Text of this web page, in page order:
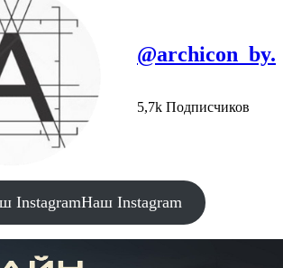
@archicon_by.
5,7k Подписчиков
InstagramНаш Instagram